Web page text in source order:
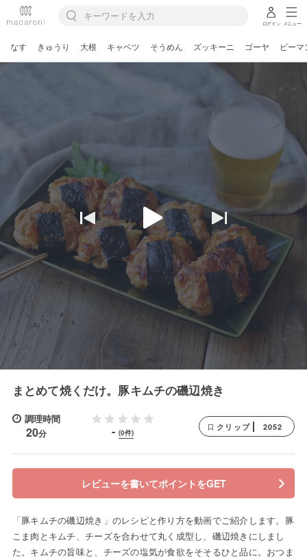
ログイン メニュー
なす きゅうり 大根 キャベツ そうめん ズッキーニ ゴーヤ ピーマ
まとめて焼くだけ。豚キムチの磯辺焼き
調理時間
20分 - (0件)
クリップ 2052
レビューを書いてポイントをGET
「豚キムチの磯辺焼き」のレシピと作り方を動画でご紹介します。豚
こま肉とキムチ、チーズを合わせて丸く成型し、磯辺焼きにしまし
た。キムチの旨味と、チーズの塩気が食欲をそそるひと品に。おつま